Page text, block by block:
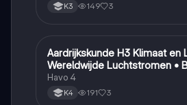
K3 149 3
Aardrijkskunde
Aardrijkskunde H3 Klimaat en
Wereldwijde Luchtstromen •
Havo 4
K4 191 3